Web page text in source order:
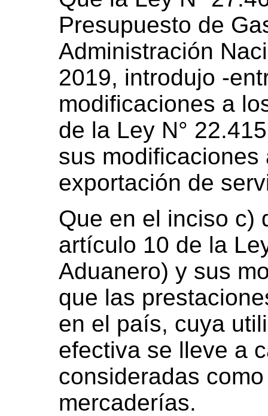
Presupuesto de
Administración
2019, introdujo -
modificaciones a
de la Ley N°
sus
exportación de
Que en el inciso c)
artículo 10 de la
Aduanero) y sus
que las
en el país, cuya
efectiva se lleve a
consideradas
mercaderías.